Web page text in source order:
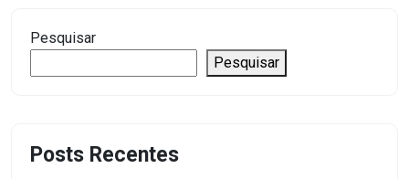
Pesquisar
Pesquisar
Posts Recentes